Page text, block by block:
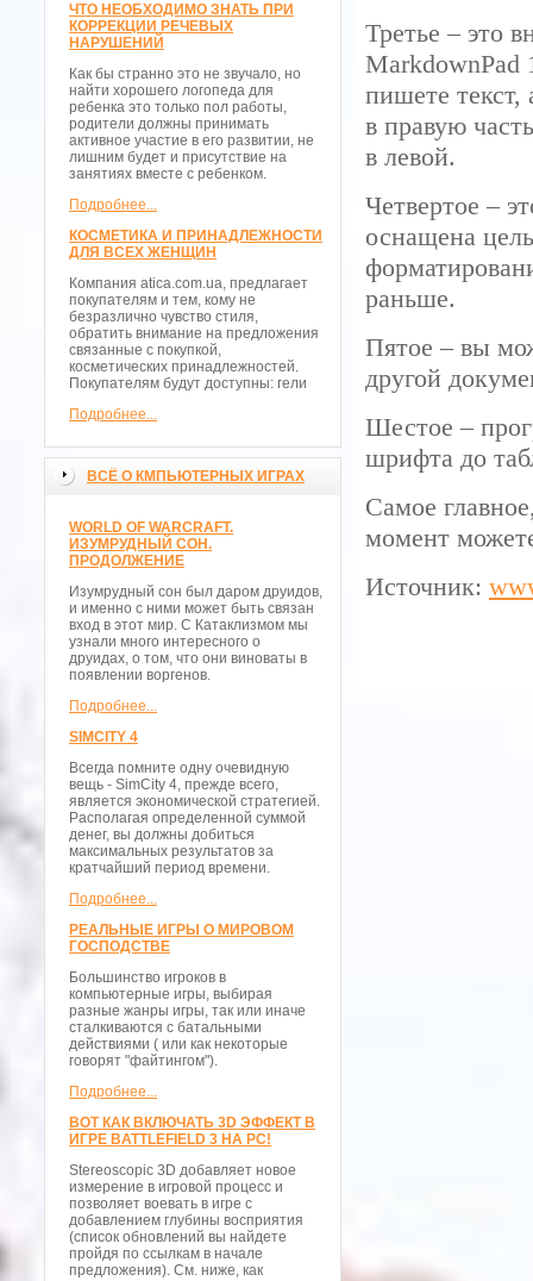
ЧТО НЕОБХОДИМО ЗНАТЬ ПРИ
КОРРЕКЦИИ РЕЧЕВЫХ
НАРУШЕНИЙ
Как бы странно это не звучало, но
найти хорошего логопеда для
ребенка это только пол работы,
родители должны принимать
активное участие в его развитии, не
лишним будет и присутствие на
занятиях вместе с ребенком.
Подробнее...
КОСМЕТИКА И ПРИНАДЛЕЖНОСТИ
ДЛЯ ВСЕХ ЖЕНЩИН
Компания atica.com.ua, предлагает
покупателям и тем, кому не
безразлично чувство стиля,
обратить внимание на предложения
связанные с покупкой,
косметических принадлежностей.
Покупателям будут доступны: гели
Подробнее...
ВСЁ О КМПЬЮТЕРНЫХ ИГРАХ
WORLD OF WARCRAFT.
ИЗУМРУДНЫЙ СОН.
ПРОДОЛЖЕНИЕ
Изумрудный сон был даром друидов,
и именно с ними может быть связан
вход в этот мир. С Катаклизмом мы
узнали много интересного о
друидах, о том, что они виноваты в
появлении воргенов.
Подробнее...
SIMCITY 4
Всегда помните одну очевидную
вещь - SimCity 4, прежде всего,
является экономической стратегией.
Располагая определенной суммой
денег, вы должны добиться
максимальных результатов за
кратчайший период времени.
Подробнее...
РЕАЛЬНЫЕ ИГРЫ О МИРОВОМ
ГОСПОДСТВЕ
Большинство игроков в
компьютерные игры, выбирая
разные жанры игры, так или иначе
сталкиваются с батальными
действиями ( или как некоторые
говорят "файтингом").
Подробнее...
ВОТ КАК ВКЛЮЧАТЬ 3D ЭФФЕКТ В
ИГРЕ BATTLEFIELD 3 НА PC!
Stereoscopic 3D добавляет новое
измерение в игровой процесс и
позволяет воевать в игре с
добавлением глубины восприятия
(список обновлений вы найдете
пройдя по ссылкам в начале
предложения). См. ниже, как
Третье – это
MarkdownPad
пишете текст,
в правую
в левой.
Четвертое –
оснащена
раньше.
Пятое – вы
другой
Шестое –
шрифта до
Самое
момент
Источник: